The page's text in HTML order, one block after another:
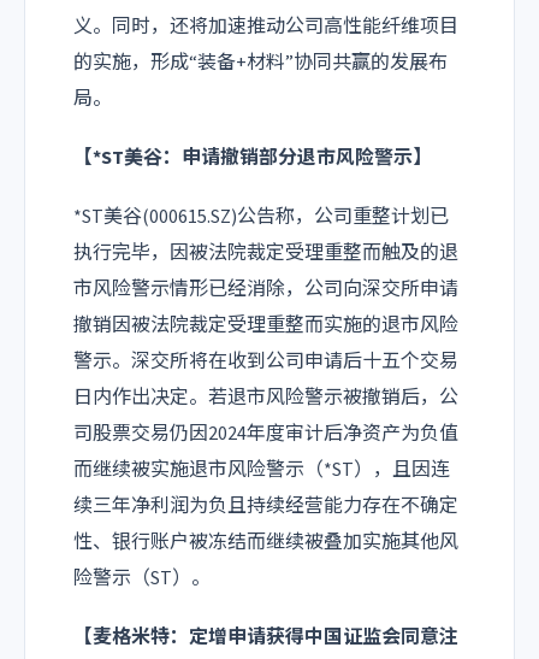
义。同时，还将加速推动公司高性能纤维项目
的实施，形成“装备+材料”协同共赢的发展布
局。
【*ST美谷：申请撤销部分退市风险警示】
*ST美谷(000615.SZ)公告称，公司重整计划已
执行完毕，因被法院裁定受理重整而触及的退
市风险警示情形已经消除，公司向深交所申请
撤销因被法院裁定受理重整而实施的退市风险
警示。深交所将在收到公司申请后十五个交易
日内作出决定。若退市风险警示被撤销后，公
司股票交易仍因2024年度审计后净资产为负值
而继续被实施退市风险警示（*ST），且因连
续三年净利润为负且持续经营能力存在不确定
性、银行账户被冻结而继续被叠加实施其他风
险警示（ST）。
【麦格米特：定增申请获得中国证监会同意注